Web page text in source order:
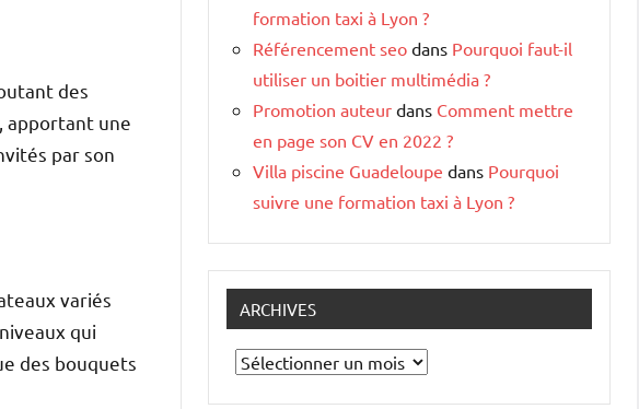
des
apportant une
par son
variés
qui
des bouquets
formation taxi à Lyon ?
Référencement seo dans Pourquoi faut-il
utiliser un boitier multimédia ?
Promotion auteur dans Comment mettre
en page son CV en 2022 ?
Villa piscine Guadeloupe dans Pourquoi
suivre une formation taxi à Lyon ?
ARCHIVES
Archives